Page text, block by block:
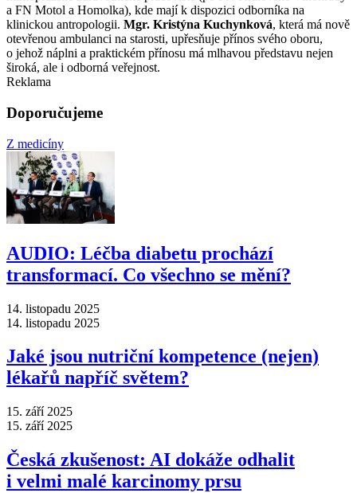
a FN Motol a Homolka), kde mají k dispozici odborníka na
klinickou antropologii. Mgr. Kristýna Kuchynková, která má nově
otevřenou ambulanci na starosti, upřesňuje přínos svého oboru,
o jehož náplni a praktickém přínosu má mlhavou představu nejen
široká, ale i odborná veřejnost.
Reklama
Doporučujeme
Z medicíny
AUDIO: Léčba diabetu prochází
transformací. Co všechno se mění?
14. listopadu 2025
14. listopadu 2025
Jaké jsou nutriční kompetence (nejen)
lékařů napříč světem?
15. září 2025
15. září 2025
Česká zkušenost: AI dokáže odhalit
i velmi malé karcinomy prsu